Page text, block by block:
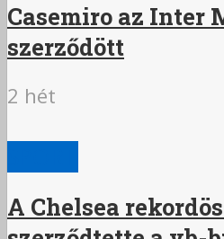
Casemiro az Inter
szerződött
2 hét
A Chelsea